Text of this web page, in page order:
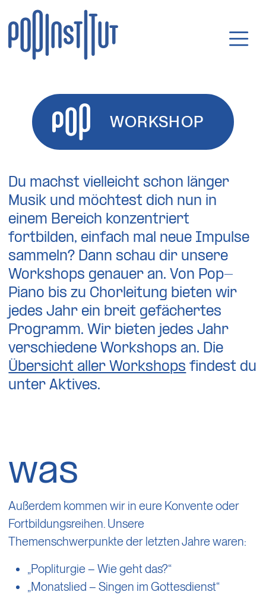
Direkt zum Inhalt wechseln
WORKSHOP
Du machst vielleicht schon länger
Musik und möchtest dich nun in
einem Bereich konzentriert
fortbilden, einfach mal neue Impulse
sammeln? Dann schau dir unsere
Workshops genauer an. Von Pop-
Piano bis zu Chorleitung bieten wir
jedes Jahr ein breit gefächertes
Programm. Wir bieten jedes Jahr
verschiedene Workshops an. Die
Übersicht aller Workshops findest du
unter Aktives.
was
Außerdem kommen wir in eure Konvente oder
Fortbildungsreihen. Unsere
Themenschwerpunkte der letzten Jahre waren:
„Popliturgie – Wie geht das?“
„Monatslied – Singen im Gottesdienst“